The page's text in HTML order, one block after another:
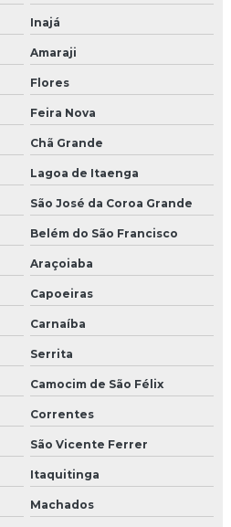
Inajá
Amaraji
Flores
Feira Nova
Chã Grande
Lagoa de Itaenga
São José da Coroa Grande
Belém do São Francisco
Araçoiaba
Capoeiras
Carnaíba
Serrita
Camocim de São Félix
Correntes
São Vicente Ferrer
Itaquitinga
Machados